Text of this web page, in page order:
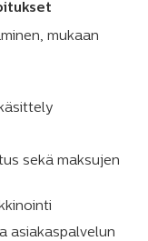
mukaan
sekä maksujen
asiakaspalvelun